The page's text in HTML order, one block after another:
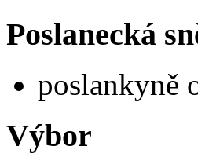
Poslanecká
poslankyně
Výbor